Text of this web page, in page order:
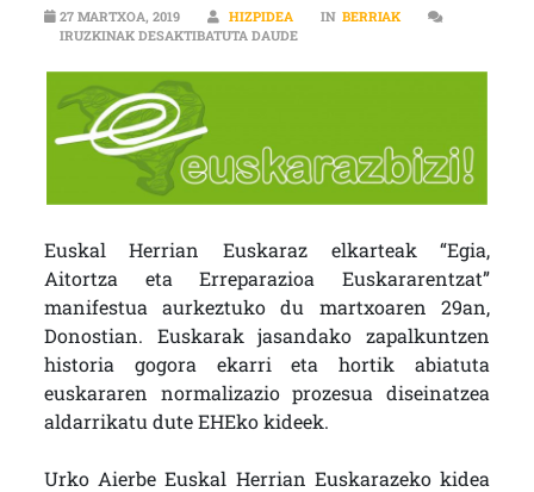
27 MARTXOA, 2019 HIZPIDEA IN BERRIAK
IRUZKINAK DESAKTIBATUTA DAUDEURKO AIERBE (EHE): “ESPAINIA
Euskal Herrian Euskaraz elkarteak “Egia,
Aitortza eta Erreparazioa Euskararentzat”
manifestua aurkeztuko du martxoaren 29an,
Donostian. Euskarak jasandako zapalkuntzen
historia gogora ekarri eta hortik abiatuta
euskararen normalizazio prozesua diseinatzea
aldarrikatu dute EHEko kideek.
Urko Aierbe Euskal Herrian Euskarazeko kidea